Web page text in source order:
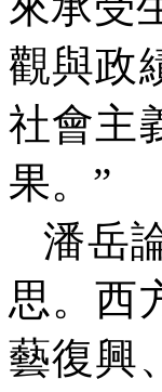
觀與政
社會主
果。”
潘岳
思。西
藝復興